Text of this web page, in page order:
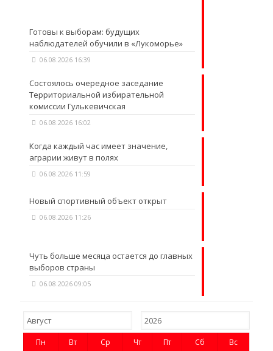
Готовы к выборам: будущих
наблюдателей обучили в «Лукоморье»
06.08.2026 16:39
Состоялось очередное заседание
Территориальной избирательной
комиссии Гулькевичская
06.08.2026 16:02
Когда каждый час имеет значение,
аграрии живут в полях
06.08.2026 11:59
Новый спортивный объект открыт
06.08.2026 11:26
Чуть больше месяца остается до главных
выборов страны
06.08.2026 09:05
Пн Вт Ср Чт Пт Сб Вс